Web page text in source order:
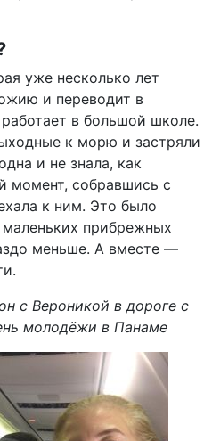
уже несколько лет
и переводит в
в большой школе.
к морю и застряли
и не знала, как
момент, собравшись с
к ним. Это было
прибрежных
меньше. А вместе —
с Вероникой в дороге с
молодёжи в Панаме